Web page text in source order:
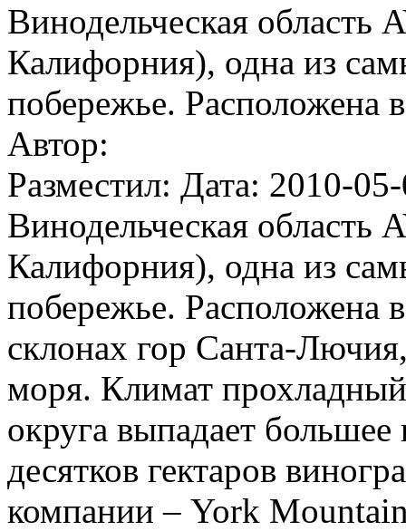
Винодельческая
Калифорния), одна из
побережье. Расположена
Автор:
Разместил: Дата: 2010-
Винодельческая
Калифорния), одна из
побережье. Расположена
склонах гор Санта-
моря. Климат
округа выпадает большее
десятков гектаров
компании – York